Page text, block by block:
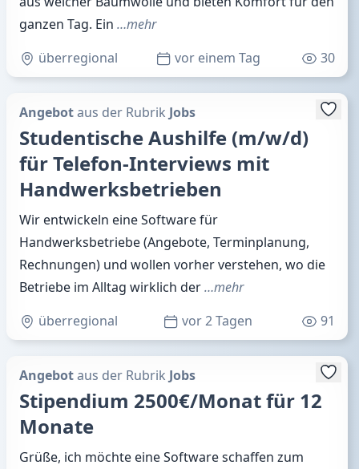
ganzen Tag. Ein …mehr
überregional
vor einem Tag 30
Angebotaus der Rubrik Jobs
Studentische Aushilfe (m/w/d)
für Telefon-Interviews mit
Handwerksbetrieben
Wir entwickeln eine Software für
Handwerksbetriebe (Angebote, Terminplanung,
Rechnungen) und wollen vorher verstehen, wo die
Betriebe im Alltag wirklich der…mehr
überregional
vor 2 Tagen 91
Angebotaus der Rubrik Jobs
Stipendium 2500€/Monat für 12
Monate
Grüße, ich möchte eine Software schaffen zum